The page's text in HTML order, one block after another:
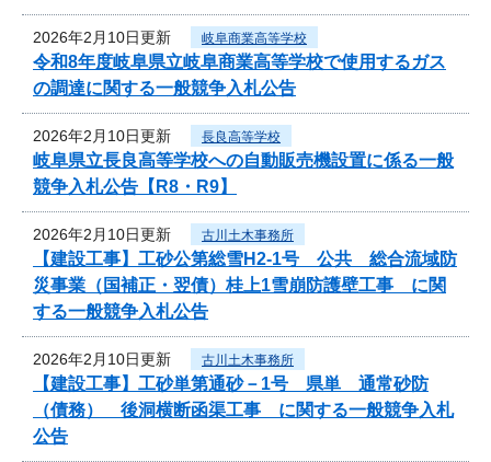
2026年2月10日更新 岐阜商業高等学校
令和8年度岐阜県立岐阜商業高等学校で使用するガス
の調達に関する一般競争入札公告
2026年2月10日更新 長良高等学校
岐阜県立長良高等学校への自動販売機設置に係る一般
競争入札公告【R8・R9】
2026年2月10日更新 古川土木事務所
【建設工事】工砂公第総雪H2-1号 公共 総合流域防
災事業（国補正・翌債）桂上1雪崩防護壁工事 に関
する一般競争入札公告
2026年2月10日更新 古川土木事務所
【建設工事】工砂単第通砂－1号 県単 通常砂防
（債務） 後洞横断函渠工事 に関する一般競争入札
公告